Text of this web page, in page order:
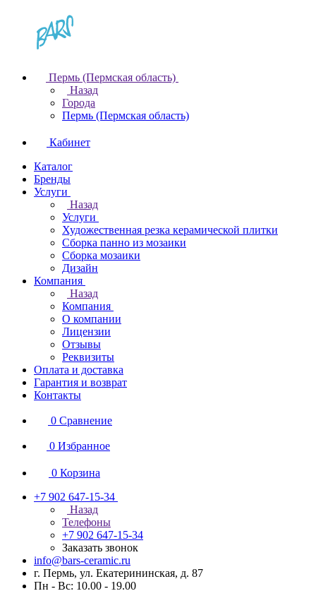
Пермь (Пермская область)
Назад
Города
Пермь (Пермская область)
Кабинет
Каталог
Бренды
Услуги
Назад
Услуги
Художественная резка керамической плитки
Сборка панно из мозаики
Сборка мозаики
Дизайн
Компания
Назад
Компания
О компании
Лицензии
Отзывы
Реквизиты
Оплата и доставка
Гарантия и возврат
Контакты
0 Сравнение
0 Избранное
0 Корзина
+7 902 647-15-34
Назад
Телефоны
+7 902 647-15-34
Заказать звонок
info@bars-ceramic.ru
г. Пермь, ул. Екатерининская, д. 87
Пн - Вс: 10.00 - 19.00